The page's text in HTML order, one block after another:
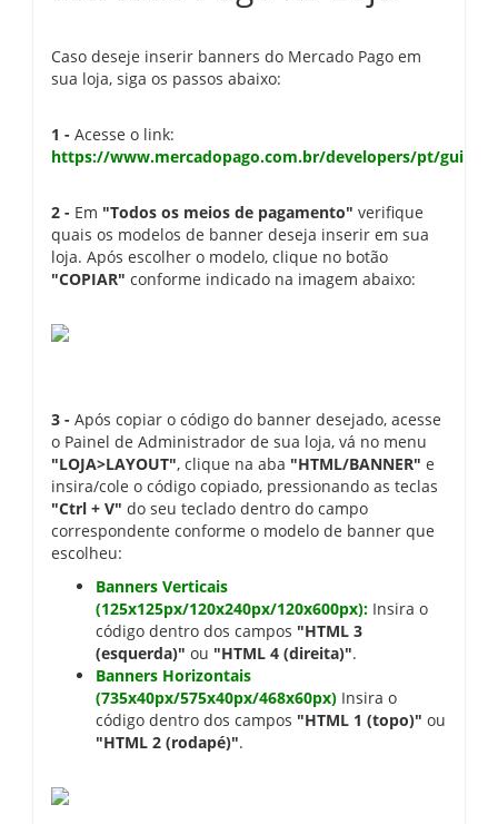
Caso deseje inserir banners do Mercado Pago em
sua loja, siga os passos abaixo:
1 - Acesse o link:
https://www.mercadopago.com.br/developers/pt/
2 - Em "Todos os meios de pagamento" verifique
quais os modelos de banner deseja inserir em sua
loja. Após escolher o modelo, clique no botão
"COPIAR" conforme indicado na imagem abaixo:
3 - Após copiar o código do banner desejado, acesse
o Painel de Administrador de sua loja, vá no menu
"LOJA>LAYOUT", clique na aba "HTML/BANNER" e
insira/cole o código copiado, pressionando as teclas
"Ctrl + V" do seu teclado dentro do campo
correspondente conforme o modelo de banner que
escolheu:
Banners Verticais
(125x125px/120x240px/120x600px): Insira o
código dentro dos campos "HTML 3
(esquerda)" ou "HTML 4 (direita)".
Banners Horizontais
(735x40px/575x40px/468x60px) Insira o
código dentro dos campos "HTML 1 (topo)" ou
"HTML 2 (rodapé)".